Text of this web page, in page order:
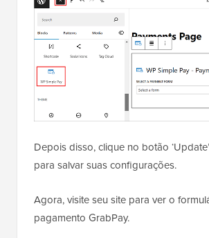
Depois disso, clique no botão
para salvar suas configurações.
Agora, visite seu site para ver o
pagamento GrabPay.